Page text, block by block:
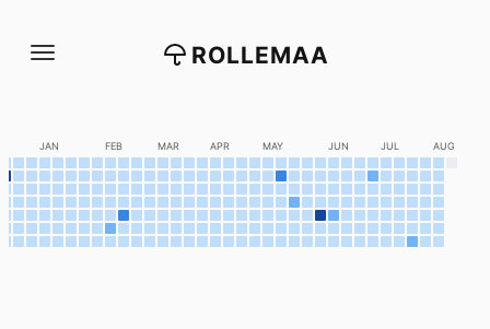
suoraan
ROLLEMAA
JAN FEB MAR APR MAY JUN JUL AUG